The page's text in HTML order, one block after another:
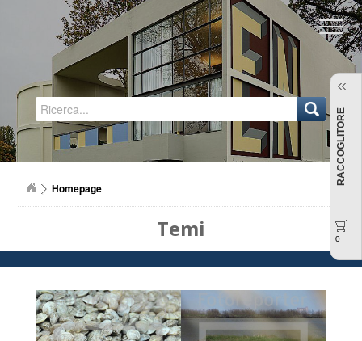
Regione Emilia-Romagna
Homepage
Temi
RACCOGLITORE
0